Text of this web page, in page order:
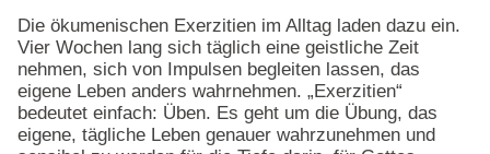
Die ökumenischen Exerzitien im Alltag laden dazu ein.
Vier Wochen lang sich täglich eine geistliche Zeit
nehmen, sich von Impulsen begleiten lassen, das
eigene Leben anders wahrnehmen. „Exerzitien“
bedeutet einfach: Üben. Es geht um die Übung, das
eigene, tägliche Leben genauer wahrzunehmen und